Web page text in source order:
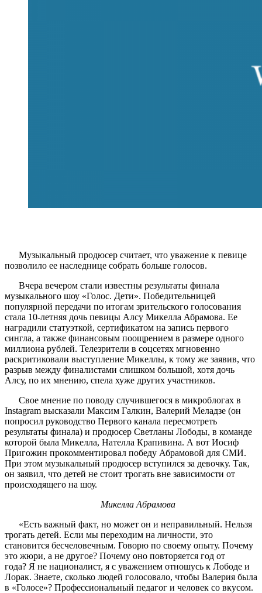
Музыкальный продюсер считает, что уважение к певице
позволило ее наследнице собрать больше голосов.
Вчера вечером стали известны результаты финала
музыкального шоу «Голос. Дети». Победительницей
популярной передачи по итогам зрительского голосования
стала 10-летняя дочь певицы Алсу Микелла Абрамова. Ее
наградили статуэткой, сертификатом на запись первого
сингла, а также финансовым поощрением в размере одного
миллиона рублей. Телезрители в соцсетях мгновенно
раскритиковали выступление Микеллы, к тому же заявив, что
разрыв между финалистами слишком большой, хотя дочь
Алсу, по их мнению, спела хуже других участников.
Свое мнение по поводу случившегося в микроблогах в
Instagram высказали Максим Галкин, Валерий Меладзе (он
попросил руководство Первого канала пересмотреть
результаты финала) и продюсер Светланы Лободы, в команде
которой была Микелла, Нателла Крапивина. А вот Иосиф
Пригожин прокомментировал победу Абрамовой для СМИ.
При этом музыкальный продюсер вступился за девочку. Так,
он заявил, что детей не стоит трогать вне зависимости от
происходящего на шоу.
Микелла Абрамова
«Есть важный факт, но может он и неправильный. Нельзя
трогать детей. Если мы переходим на личности, это
становится бесчеловечным. Говорю по своему опыту. Почему
это жюри, а не другое? Почему оно повторяется год от
года? Я не националист, я с уважением отношусь к Лободе и
Лорак. Знаете, сколько людей голосовало, чтобы Валерия была
в «Голосе»? Профессиональный педагог и человек со вкусом.